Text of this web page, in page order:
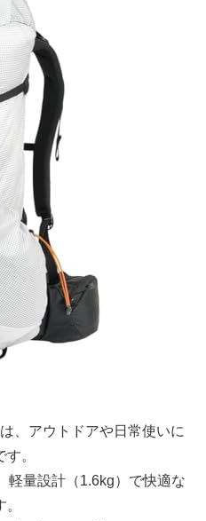
、アウトドアや日常使いに
。
軽量設計（1.6kg）で快適な